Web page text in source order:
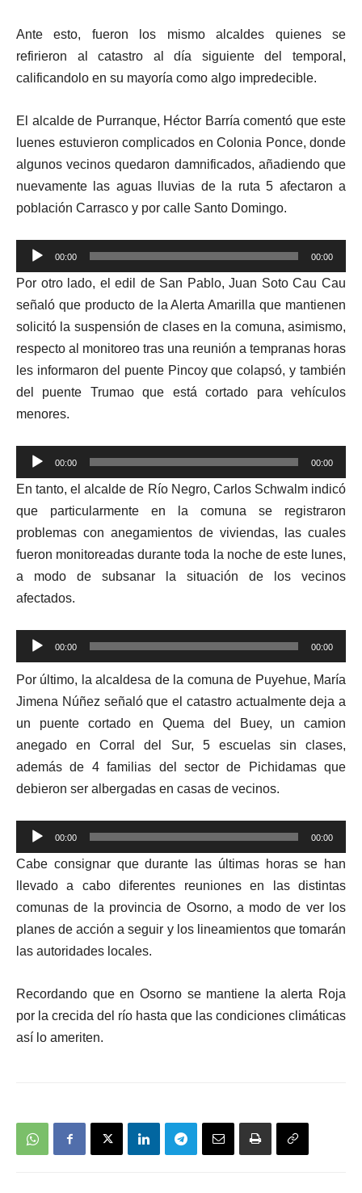
Ante esto, fueron los mismo alcaldes quienes se
refirieron al catastro al día siguiente del temporal,
calificandolo en su mayoría como algo impredecible.
El alcalde de Purranque, Héctor Barría comentó que este
luenes estuvieron complicados en Colonia Ponce, donde
algunos vecinos quedaron damnificados, añadiendo que
nuevamente las aguas lluvias de la ruta 5 afectaron a
población Carrasco y por calle Santo Domingo.
Reproductor
de
audio
00:00 00:00
Por otro lado, el edil de San Pablo, Juan Soto Cau Cau
señaló que producto de la Alerta Amarilla que mantienen
solicitó la suspensión de clases en la comuna, asimismo,
respecto al monitoreo tras una reunión a tempranas horas
les informaron del puente Pincoy que colapsó, y también
del puente Trumao que está cortado para vehículos
menores.
Reproductor
de
audio
00:00 00:00
En tanto, el alcalde de Río Negro, Carlos Schwalm indicó
que particularmente en la comuna se registraron
problemas con anegamientos de viviendas, las cuales
fueron monitoreadas durante toda la noche de este lunes,
a modo de subsanar la situación de los vecinos
afectados.
Reproductor
de
audio
00:00 00:00
Por último, la alcaldesa de la comuna de Puyehue, María
Jimena Núñez señaló que el catastro actualmente deja a
un puente cortado en Quema del Buey, un camion
anegado en Corral del Sur, 5 escuelas sin clases,
además de 4 familias del sector de Pichidamas que
debieron ser albergadas en casas de vecinos.
Reproductor
de
audio
00:00 00:00
Cabe consignar que durante las últimas horas se han
llevado a cabo diferentes reuniones en las distintas
comunas de la provincia de Osorno, a modo de ver los
planes de acción a seguir y los lineamientos que tomarán
las autoridades locales.
Recordando que en Osorno se mantiene la alerta Roja
por la crecida del río hasta que las condiciones climáticas
así lo ameriten.